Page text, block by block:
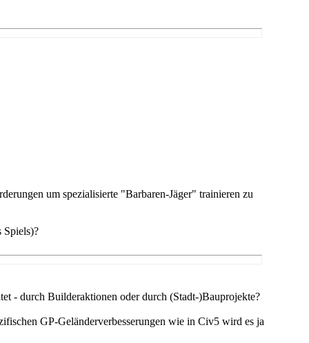
um spezialisierte "Barbaren-Jäger" trainieren zu
Spiels)?
- durch Builderaktionen oder durch (Stadt-)Bauprojekte?
GP-Geländerverbesserungen wie in Civ5 wird es ja